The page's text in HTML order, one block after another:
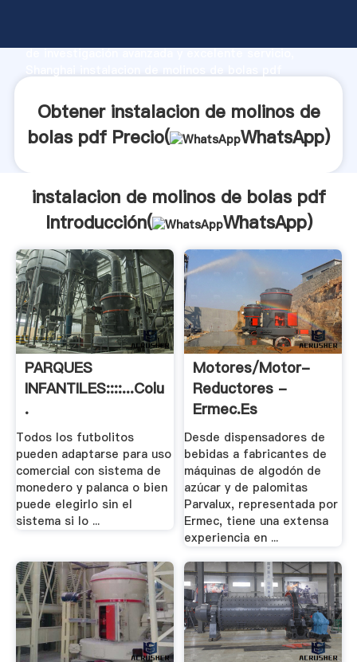
de investigación avanzada y excelente servicio,
clientes.
Obtener instalacion de molinos de
bolas pdf Precio(
WhatsApp)
instalacion de molinos de bolas pdf
Introducción(
WhatsApp)
PARQUES
INFANTILES::::...Columpios,
.
Todos los futbolitos
pueden adaptarse para uso
comercial con sistema de
monedero y palanca o bien
puede elegirlo sin el
sistema si lo ...
Motores/Motor-
Reductores -
Ermec.es
Desde dispensadores de
bebidas a fabricantes de
máquinas de algodón de
azúcar y de palomitas
Parvalux, representada por
Ermec, tiene una extensa
experiencia en ...